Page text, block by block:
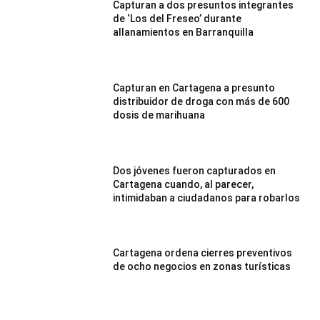
Capturan a dos presuntos integrantes
de ‘Los del Freseo’ durante
allanamientos en Barranquilla
Capturan en Cartagena a presunto
distribuidor de droga con más de 600
dosis de marihuana
Dos jóvenes fueron capturados en
Cartagena cuando, al parecer,
intimidaban a ciudadanos para robarlos
Cartagena ordena cierres preventivos
de ocho negocios en zonas turísticas